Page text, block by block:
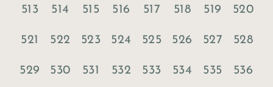
513 514 515 516 517 518 519 520
521 522 523 524 525 526 527 528
529 530 531 532 533 534 535 536